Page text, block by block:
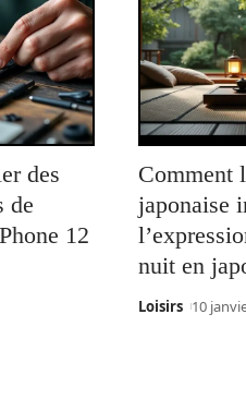
des
de
12
Comment
japonaise
nuit en
Loisirs 10